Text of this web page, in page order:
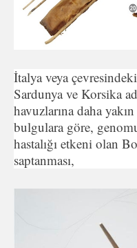
İtalya veya
Sardunya ve Korsika
havuzlarına daha
bulgulara göre,
hastalığı etkeni olan
saptanması,